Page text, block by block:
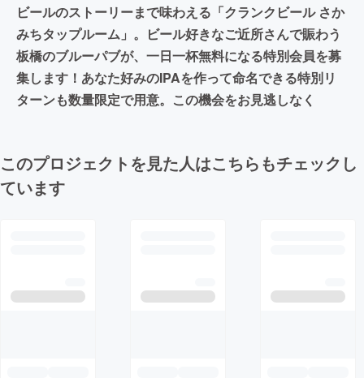
ビールのストーリーまで味わえる「クランクビール さか
みちタップルーム」。ビール好きなご近所さんで賑わう
板橋のブルーパブが、一日一杯無料になる特別会員を募
集します！あなた好みのIPAを作って命名できる特別リ
ターンも数量限定で用意。この機会をお見逃しなく
このプロジェクトを見た人はこちらもチェックし
ています